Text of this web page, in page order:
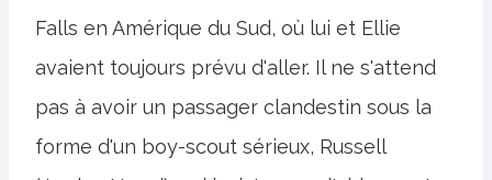
Falls en Amérique du Sud, où lui et Ellie
avaient toujours prévu d'aller. Il ne s'attend
pas à avoir un passager clandestin sous la
forme d'un boy-scout sérieux, Russell